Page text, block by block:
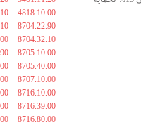
4818.10.00
8704.22.90
8704.32.10
8705.10.00
8705.40.00
8707.10.00
8716.10.00
8716.39.00
8716.80.00